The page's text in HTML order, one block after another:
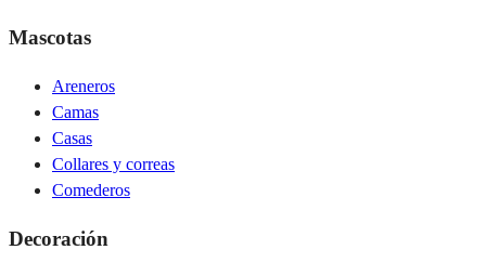
Mascotas
Areneros
Camas
Casas
Collares y correas
Comederos
Decoración